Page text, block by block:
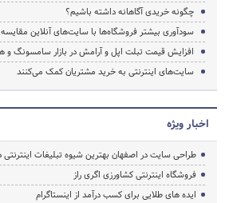
چگونه خریدی آگاهانه داشته باشیم؟
سودآوری بیشتر فروشگاه‌ها با سایت‌های آنلاین
افزایش قیمت تبلت اپل و آرامش در بازار سامسونگ و
سایت‌های اینترنتی به خرید مشتریان کمک می‌کنند
اخبار ویژه
طراحی سایت در اصفهان بهترین شیوه تبلیغات اینترنتی
فروشگاه اینترنتی کشاورزی اگری راز
ایده های طلایی برای کسب درآمد از اینستاگرام